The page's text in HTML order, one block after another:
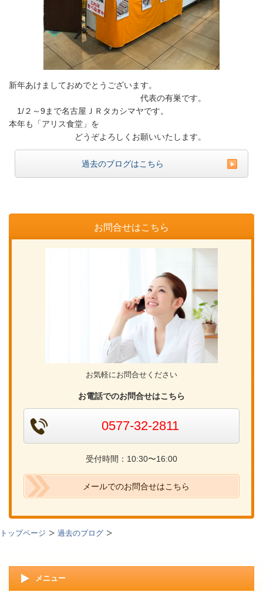
新年あけましておめでとうございます。
代表の有巣です。
1/２～9まで名古屋ＪＲタカシマヤです。
本年も「アリス食堂」を
どうぞよろしくお願いいたします。
過去のブログはこちら
お問合せはこちら
お気軽にお問合せください
お電話でのお問合せはこちら
0577-32-2811
受付時間：10:30〜16:00
メールでのお問合せはこちら
トップページ 過去のブログ
メニュー